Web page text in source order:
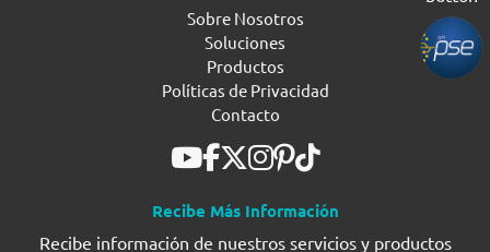
Sobre Nosotros
Soluciones
Productos
Políticas de Privacidad
Contacto
Recibe Más Información
Recibe información de nuestros servicios y productos